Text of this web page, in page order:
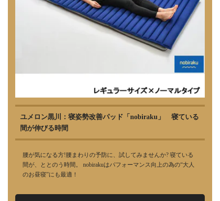
ユメロン黒川：寝姿勢改善パッド「nobiraku」 寝ている
間が伸びる時間
腰が気になる方!腰まわりの予防に、試してみませんか? 寝ている
間が、ととのう時間。 nobirakuはパフォーマンス向上の為の“大人
のお昼寝”にも最適！